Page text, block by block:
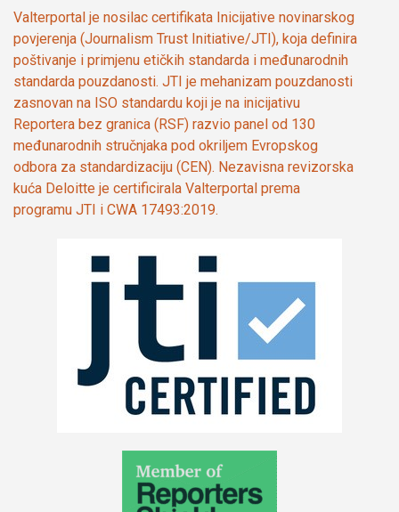
Valterportal je nosilac certifikata Inicijative novinarskog
povjerenja (Journalism Trust Initiative/JTI), koja definira
poštivanje i primjenu etičkih standarda i međunarodnih
standarda pouzdanosti. JTI je mehanizam pouzdanosti
zasnovan na ISO standardu koji je na inicijativu
Reportera bez granica (RSF) razvio panel od 130
međunarodnih stručnjaka pod okriljem Evropskog
odbora za standardizaciju (CEN). Nezavisna revizorska
kuća Deloitte je certificirala Valterportal prema
programu JTI i CWA 17493:2019.